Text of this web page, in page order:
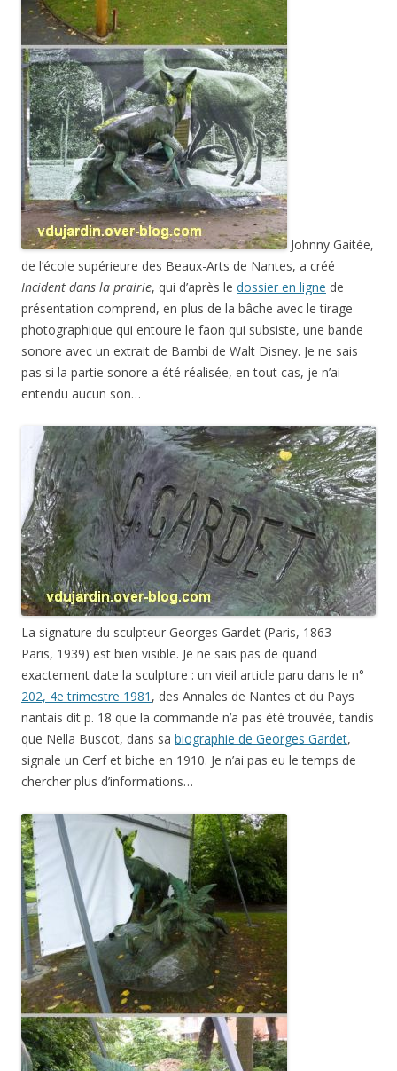
Johnny Gaitée,
de l’école supérieure des Beaux-Arts de Nantes, a créé
Incident dans la prairie, qui d’après le dossier en ligne de
présentation comprend, en plus de la bâche avec le tirage
photographique qui entoure le faon qui subsiste, une bande
sonore avec un extrait de Bambi de Walt Disney. Je ne sais
pas si la partie sonore a été réalisée, en tout cas, je n’ai
entendu aucun son…
La signature du sculpteur Georges Gardet (Paris, 1863 –
Paris, 1939) est bien visible. Je ne sais pas de quand
exactement date la sculpture : un vieil article paru dans le n°
202, 4e trimestre 1981 , des Annales de Nantes et du Pays
nantais dit p. 18 que la commande n’a pas été trouvée, tandis
que Nella Buscot, dans sa biographie de Georges Gardet,
signale un Cerf et biche en 1910. Je n’ai pas eu le temps de
chercher plus d’informations…